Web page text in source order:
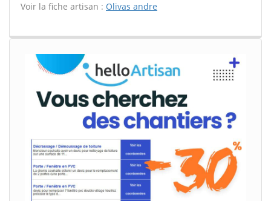
Voir la fiche artisan : Olivas andre